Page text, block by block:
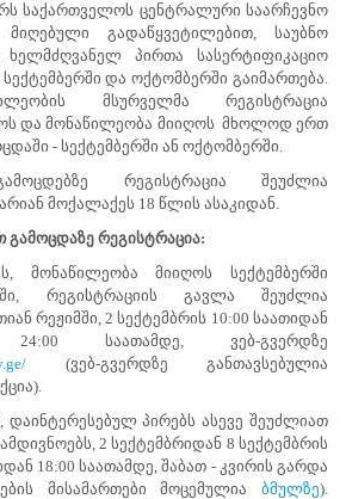
საქართველოს ცენტრალური საარჩევნო
მიღებული გადაწყვეტილებით, საუბნო
ხელმძღვანელ პირთა სასერტიფიკაციო
და ოქტომბერში გაიმართება.
მსურველმა რეგისტრაცია
და მონაწილეობა მიიღოს მხოლოდ ერთ
- სექტემბერში ან ოქტომბერში.
რეგისტრაცია შეუძლია
მოქალაქეს 18 წლის ასაკიდან.
გამოცდაზე რეგისტრაცია:
მონაწილეობა მიიღოს სექტემბერში
რეგისტრაციის გავლა შეუძლია
რეჟიმში, 2 სექტემბრის 10:00 საათიდან
საათამდე, ვებ-გვერდზე
(ვებ-გვერდზე განთავსებულია
დაინტერესებულ პირებს ასევე შეუძლიათ
2 სექტემბრიდან 8 სექტემბრის
18:00 საათამდე, შაბათ - კვირის გარდა
მისამართები მოცემულია ბმულზე).